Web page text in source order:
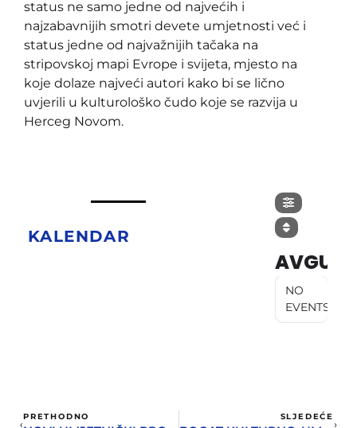
status ne samo jedne od najvećih i
najzabavnijih smotri devete umjetnosti već i
status jedne od najvažnijih tačaka na
stripovskoj mapi Evrope i svijeta, mjesto na
koje dolaze najveći autori kako bi se lično
uvjerili u kulturološko čudo koje se razvija u
Herceg Novom.
KALENDAR
AVGUST
NO
EVENTS
PRETHODNO SLJEDEĆE